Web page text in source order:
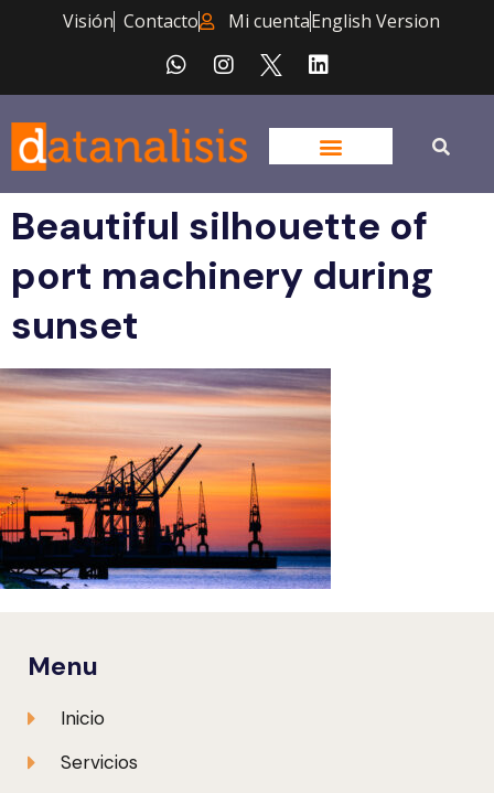
Visión Contacto Mi cuentaEnglish Version
Beautiful silhouette of
port machinery during
sunset
Menu
Inicio
Servicios